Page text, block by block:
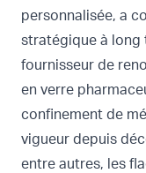
personnalisée, a
stratégique à long
fournisseur de
en verre
confinement de
vigueur depuis
entre autres, les